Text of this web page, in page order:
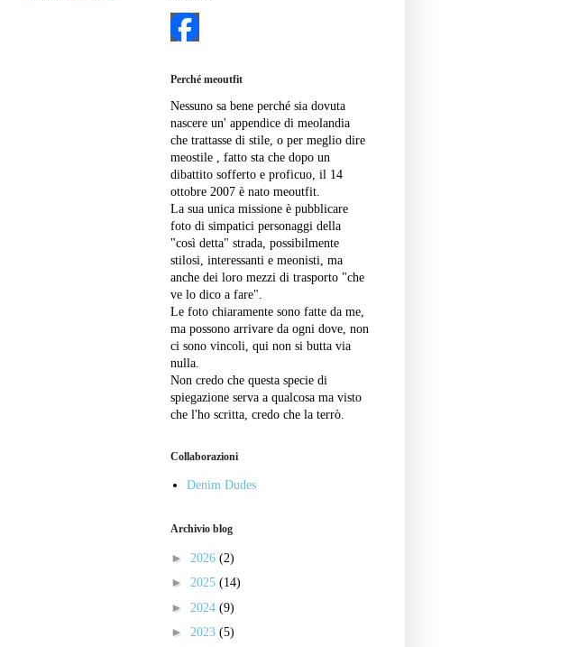
Perché meoutfit
Nessuno sa bene perché sia dovuta
nascere un' appendice di meolandia
che trattasse di stile, o per meglio dire
meostile , fatto sta che dopo un
dibattito sofferto e proficuo, il 14
ottobre 2007 è nato meoutfit.
La sua unica missione è pubblicare
foto di simpatici personaggi della
"così detta" strada, possibilmente
stilosi, interessanti e meonisti, ma
anche dei loro mezzi di trasporto "che
ve lo dico a fare".
Le foto chiaramente sono fatte da me,
ma possono arrivare da ogni dove, non
ci sono vincoli, qui non si butta via
nulla.
Non credo che questa specie di
spiegazione serva a qualcosa ma visto
che l'ho scritta, credo che la terrò.
Collaborazioni
Denim Dudes
Archivio blog
► 2026 (2)
► 2025 (14)
► 2024 (9)
► 2023 (5)